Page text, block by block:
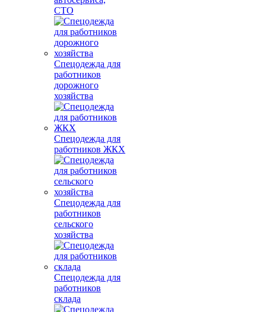
СТО
Спецодежда для
работников
дорожного
хозяйства
Спецодежда для
работников ЖКХ
Спецодежда для
работников
сельского
хозяйства
Спецодежда для
работников
склада